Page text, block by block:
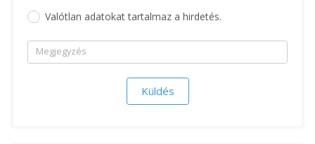
Valótlan adatokat tartalmaz a hirdetés.